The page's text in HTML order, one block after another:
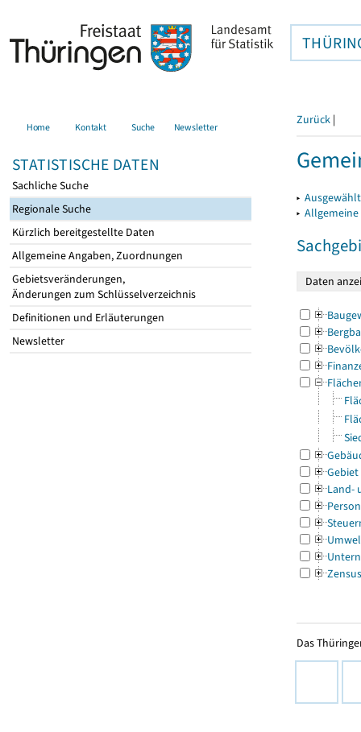
Home Kontakt Suche Newsletter
STATISTISCHE DATEN
Sachliche Suche
Regionale Suche
Kürzlich bereitgestellte Daten
Allgemeine Angaben, Zuordnungen
Gebietsveränderungen,
Änderungen zum Schlüsselverzeichnis
Definitionen und Erläuterungen
Newsletter
Zurück |
▸
▸
Gebiet
Land-
Zensus
Das